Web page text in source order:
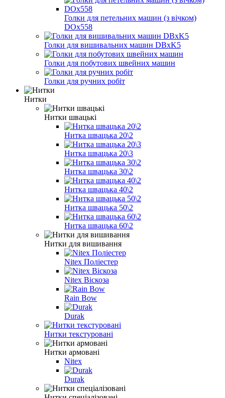
Голки для петельних машин (з вічком)
DOх558
Голки для вишивальних машин DBxK5
Голки для побутових швейних машин
Голки для ручних робіт
Нитки
Нитки швацькі
Нитка швацька 20\2
Нитка швацька 20\3
Нитка швацька 30\2
Нитка швацька 40\2
Нитка швацька 50\2
Нитка швацька 60\2
Нитки для вишивання
Nitex Поліестер
Nitex Віскоза
Rain Bow
Durak
Нитки текстуровані
Нитки армовані
Nitex
Durak